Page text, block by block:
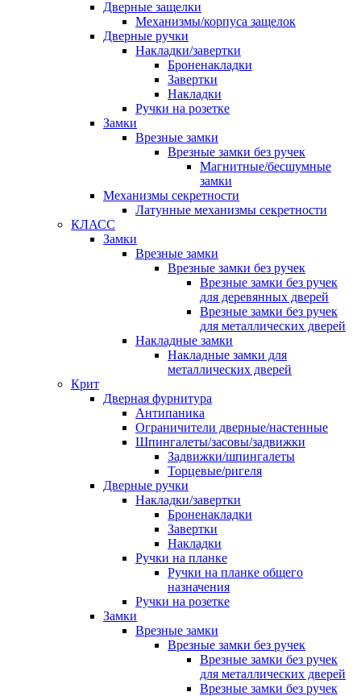
Дверные защелки
Механизмы/корпуса защелок
Дверные ручки
Накладки/завертки
Броненакладки
Завертки
Накладки
Ручки на розетке
Замки
Врезные замки
Врезные замки без ручек
Магнитные/бесшумные
замки
Механизмы секретности
Латунные механизмы секретности
КЛАСС
Замки
Врезные замки
Врезные замки без ручек
Врезные замки без ручек
для деревянных дверей
Врезные замки без ручек
для металлических дверей
Накладные замки
Накладные замки для
металлических дверей
Крит
Дверная фурнитура
Антипаника
Ограничители дверные/настенные
Шпингалеты/засовы/задвижки
Задвижки/шпингалеты
Торцевые/ригеля
Дверные ручки
Накладки/завертки
Броненакладки
Завертки
Накладки
Ручки на планке
Ручки на планке общего
назначения
Ручки на розетке
Замки
Врезные замки
Врезные замки без ручек
Врезные замки без ручек
для металлических дверей
Врезные замки без ручек